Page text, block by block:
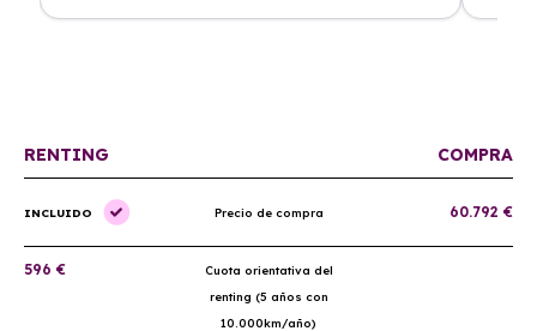
Renting. El coche llegó en perfectas condiciones y el
ha
RENTING COMPRA
INCLUIDO Precio de compra 60.792 €
596 €
Cuota orientativa del
renting (5 años con
10.000km/año)